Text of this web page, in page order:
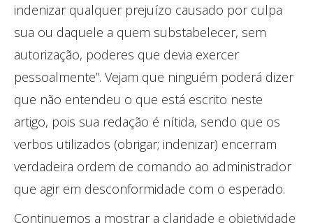
indenizar qualquer prejuízo causado por culpa
sua ou daquele a quem substabelecer, sem
autorização, poderes que devia exercer
pessoalmente”. Vejam que ninguém poderá dizer
que não entendeu o que está escrito neste
artigo, pois sua redação é nítida, sendo que os
verbos utilizados (obrigar; indenizar) encerram
verdadeira ordem de comando ao administrador
que agir em desconformidade com o esperado.
Continuemos a mostrar a claridade e objetividade